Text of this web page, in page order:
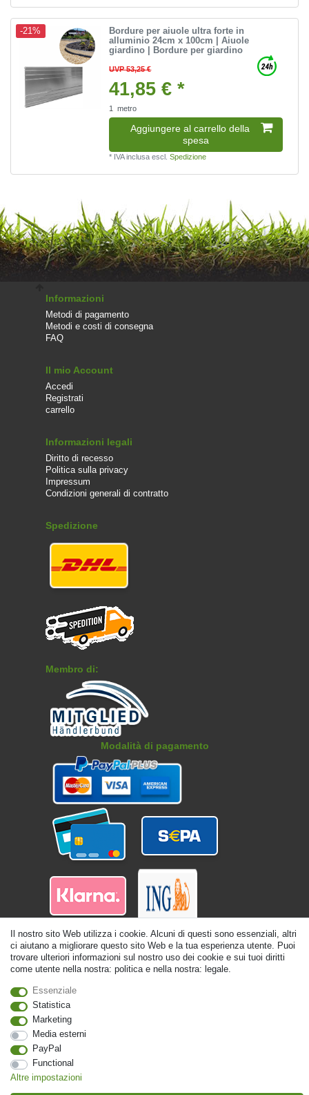
-21%
Bordure per aiuole ultra forte in
alluminio 24cm x 100cm | Aiuole
giardino | Bordure per giardino
UVP 53,25 €
41,85 € *
1 metro
Aggiungere al carrello della
spesa
* IVA inclusa escl.Spedizione
Il nostro sito Web utilizza i cookie. Alcuni di questi sono essenziali, altri
ci aiutano a migliorare questo sito Web e la tua esperienza utente. Puoi
trovare ulteriori informazioni sul nostro uso dei cookie e sui tuoi diritti
come utente nella nostra: politica e nella nostra: legale.
Essenziale
Statistica
Marketing
Media esterni
PayPal
Functional
Altre impostazioni
Informazioni
Metodi di pagamento
Metodi e costi di consegna
FAQ
Il mio Account
Accedi
Registrati
carrello
Informazioni legali
Diritto di recesso
Politica sulla privacy
Impressum
Condizioni generali di contratto
Spedizione
Membro di:
Modalità di pagamento
© Copyright 2026 | Tutti i diritti riservati. - Tutti i diritti riservati. Prezzi incl.
19% di imposta sul valore aggiunto | prezzi base vedi dettaglio articolo | *Si
applica alle consegne in Italia!
Withdraw from contract here